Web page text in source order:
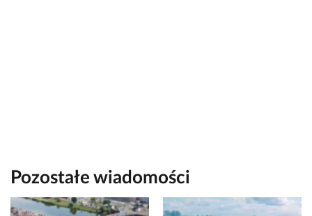
Pozostałe wiadomości